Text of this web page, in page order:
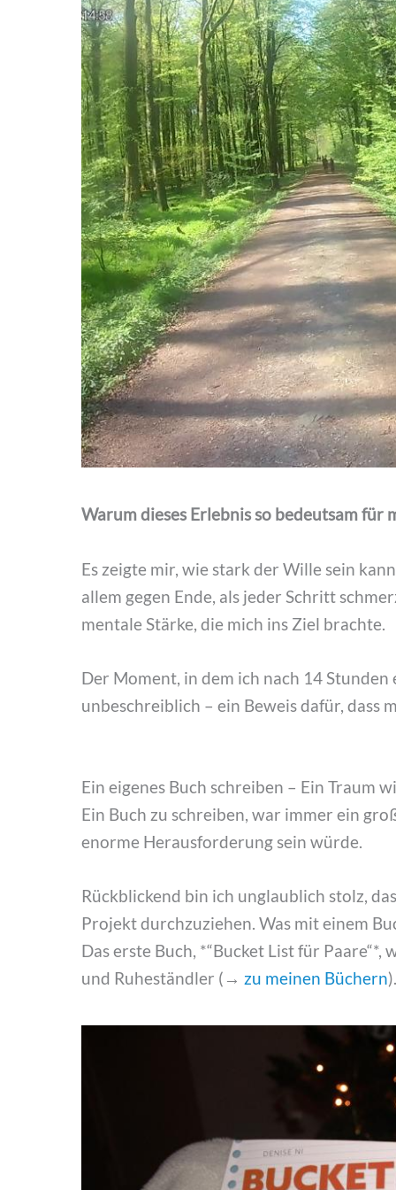
Warum dieses Erlebnis so bedeutsam für
Es zeigte mir, wie stark der Wille sein
allem gegen Ende, als jeder Schritt
mentale Stärke, die mich ins Ziel brachte.
Der Moment, in dem ich nach 14
unbeschreiblich – ein Beweis dafür, dass
Ein eigenes Buch schreiben – Ein Traum
Ein Buch zu schreiben, war immer ein
enorme Herausforderung sein würde.
Rückblickend bin ich unglaublich stolz,
Projekt durchzuziehen. Was mit einem
Das erste Buch, *“Bucket List für
und Ruheständler (→ zu meinen Büchern).